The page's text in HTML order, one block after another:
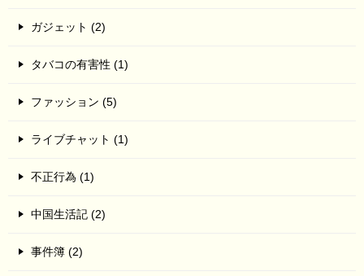
ガジェット (2)
タバコの有害性 (1)
ファッション (5)
ライブチャット (1)
不正行為 (1)
中国生活記 (2)
事件簿 (2)